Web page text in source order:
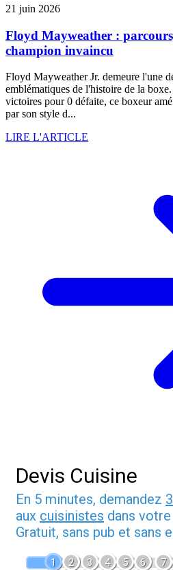
21 juin 2026
Floyd Mayweather :
champion invaincu
Floyd Mayweather Jr. demeure l'une
emblématiques de l'histoire de la
victoires pour 0 défaite, ce boxeur
par son style d...
LIRE L'ARTICLE
Devis Cuisine
En 5 minutes, demandez
aux cuisinistes dans
Gratuit, sans pub et sans
1 2 3 4 5 6 7